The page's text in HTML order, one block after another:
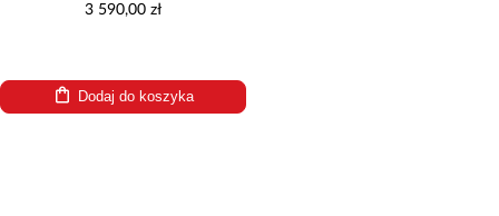
3 590,00 zł
Dodaj do koszyka